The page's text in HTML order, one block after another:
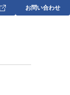
お問い合わせ